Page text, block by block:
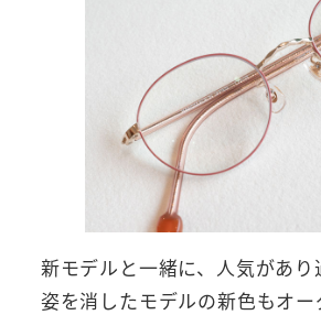
新モデルと一緒に、人気があり
姿を消したモデルの新色もオー